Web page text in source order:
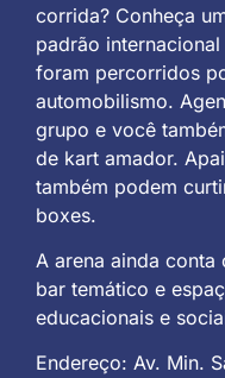
corrida? Conheça
padrão
foram percorridos
automobilismo.
grupo e você
de kart amador.
também podem
boxes.
A arena ainda
bar temático e
educacionais e
Endereço: Av. Min.